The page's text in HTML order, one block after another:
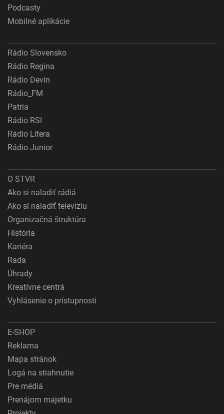
Podcasty
Mobilné aplikácie
Rádio Slovensko
Rádio Regina
Rádio Devín
Rádio_FM
Patria
Rádio RSI
Rádio Litera
Rádio Junior
O STVR
Ako si naladiť rádiá
Ako si naladiť televíziu
Organizačná štruktúra
História
Kariéra
Rada
Úhrady
Kreatívne centrá
Vyhlásenie o prístupnosti
E-SHOP
Reklama
Mapa stránok
Logá na stiahnutie
Pre médiá
Prenájom majetku